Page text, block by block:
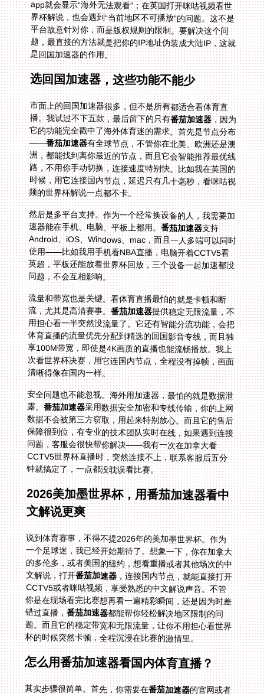
是回国加速器的作用。
选回国加速器，这些功能不能少
市面上的回国加速器很多，但不是所有都适合看体育直
播。我试过不下五款，最后留下的只有番茄加速器，因为
它的功能完全戳中了海外体育迷的需求。首先是节点分布
——番茄加速器有全球节点，不管你在北美、欧洲还是澳
洲，都能找到离你最近的节点，而且它会智能推荐最优线
路，不用你手动切换，连接速度特别快。比如我在英国的
时候，用它连接国内节点，延迟只有几十毫秒，看咪咕视
频的世界杯解说一点都不卡。
然后是多平台支持。作为一个经常换设备的人，我需要加
速器能在手机、电脑、平板上都用。番茄加速器支持
Android、iOS、Windows、mac，而且一人多端可以同时
使用——比如我用手机看NBA直播，电脑开着CCTV5看
英超，平板还能放着世界杯回放，三个设备一起加速都没
问题，不会互相影响。
流量和带宽也是关键。看体育直播最怕的就是卡顿和断
流，尤其是高清赛事。番茄加速器提供稳定无限流量，不
用担心看一半突然没流量了。它还有智能分流功能，会把
体育直播的流量优先分配到精选的回国影音专线，而且独
享100M带宽，即使是4K画质的直播也能流畅播放。我上
次看世界杯决赛，用它连国内节点，全程没有掉帧，画面
清晰得像在国内一样。
安全问题也不能忽视。海外用加速器，最怕的就是数据泄
露。番茄加速器采用数据安全加密和专线传输，你的上网
数据不会被第三方窃取，用起来特别放心。而且它的售后
保障很到位，有专业的技术团队实时在线，如果遇到连接
问题，客服会很快帮你解决——我有一次在加拿大看
CCTV5世界杯直播时，突然连接不上，联系客服后五分
钟就搞定了，一点都没耽误看比赛。
2026美加墨世界杯，用番茄加速器看中
文解说更爽
说到体育赛事，不得不提2026年的美加墨世界杯。作为
一个足球迷，我已经开始期待了。想象一下，你在加拿大
的多伦多，或者美国的纽约，想看重播或者其他场次的中
文解说，打开番茄加速器，连接国内节点，就能直接打开
CCTV5或者咪咕视频，享受熟悉的中文解说声音。不管
你是在现场看完比赛想再看一遍精彩瞬间，还是因为时差
错过直播，番茄加速器都能帮你轻松解决地区限制的问
题。而且它的稳定带宽和无限流量，让你不用担心看世界
杯的时候突然卡顿，全程沉浸在比赛的激情里。
怎么用番茄加速器看国内体育直播？
其实步骤很简单。首先，你需要在番茄加速器的官网或者
应用商店下载对应设备的客户端——不管是安卓、苹果还
是电脑，都能找到。然后注册账号，选择一个国内的节点
（番茄会智能推荐最优的），点击连接。连接成功后，打
开你想观看的体育平台，比如CCTV5 app、咪咕视频、
腾讯体育等，就能正常观看直播了。比如你在英国，打开
咪咕视频看世界杯解说，之前显示“当前地区不可播放”，